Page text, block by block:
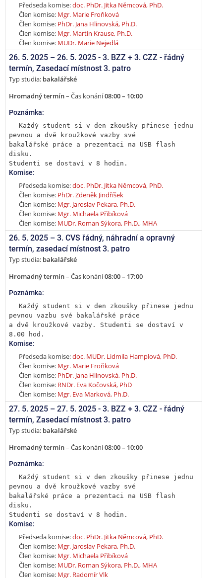
Předseda komise:doc. PhDr. Jitka Němcová, PhD.
Člen komise: Mgr. Marie Froňková
Člen komise: PhDr. Jana Hlinovská, Ph.D.
Člen komise: Mgr. Martin Krause, Ph.D.
Člen komise: MUDr. Marie Nejedlá
26. 5. 2025 – 26. 5. 2025 - 3. BZZ + 3. CZZ - řádný
termín, Zasedací místnost 3. patro
Typ studia: bakalářské
Hromadný termín– Čas konání08:00 – 10:00
Poznámka:
Každý student si v den zkoušky přinese jednu
pevnou a dvě kroužkové vazby své
bakalářské práce a prezentaci na USB flash
disku.
Studenti se dostaví v 8 hodin.
Komise:
Předseda komise:doc. PhDr. Jitka Němcová, PhD.
Člen komise: PhDr. Zdeněk Jindříšek
Člen komise: Mgr. Jaroslav Pekara, Ph.D.
Člen komise: Mgr. Michaela Přibíková
Člen komise: MUDr. Roman Sýkora, Ph.D., MHA
26. 5. 2025 – 3. CVS řádný, náhradní a opravný
termín, zasedací místnost 3. patro
Typ studia: bakalářské
Hromadný termín– Čas konání08:00 – 17:00
Poznámka:
Každý student si v den zkoušky přinese jednu
pevnou vazbu své bakalářské práce
a dvě kroužkové vazby. Studenti se dostaví v
8.00 hod.
Komise:
Předseda komise:doc. MUDr. Lidmila Hamplová, PhD.
Člen komise: Mgr. Marie Froňková
Člen komise: PhDr. Jana Hlinovská, Ph.D.
Člen komise: RNDr. Eva Kočovská, PhD
Člen komise: Mgr. Eva Marková, Ph.D.
27. 5. 2025 – 27. 5. 2025 - 3. BZZ + 3. CZZ - řádný
termín, Zasedací místnost 3. patro
Typ studia: bakalářské
Hromadný termín– Čas konání08:00 – 10:00
Poznámka:
Každý student si v den zkoušky přinese jednu
pevnou a dvě kroužkové vazby své
bakalářské práce a prezentaci na USB flash
disku.
Studenti se dostaví v 8 hodin.
Komise:
Předseda komise:doc. PhDr. Jitka Němcová, PhD.
Člen komise: Mgr. Jaroslav Pekara, Ph.D.
Člen komise: Mgr. Michaela Přibíková
Člen komise: MUDr. Roman Sýkora, Ph.D., MHA
Člen komise: Mgr. Radomír Vlk